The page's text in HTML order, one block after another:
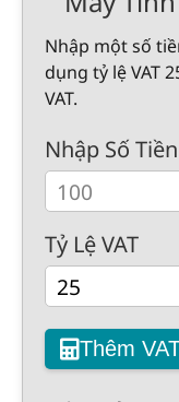
Nhập một số
dụng tỷ lệ VAT
VAT.
Nhập Số Tiền
Tỷ Lệ VAT
Thêm